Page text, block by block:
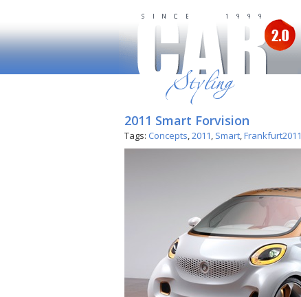
2011 Smart Forvision
Tags: Concepts,2011, Smart,Frankfurt2011